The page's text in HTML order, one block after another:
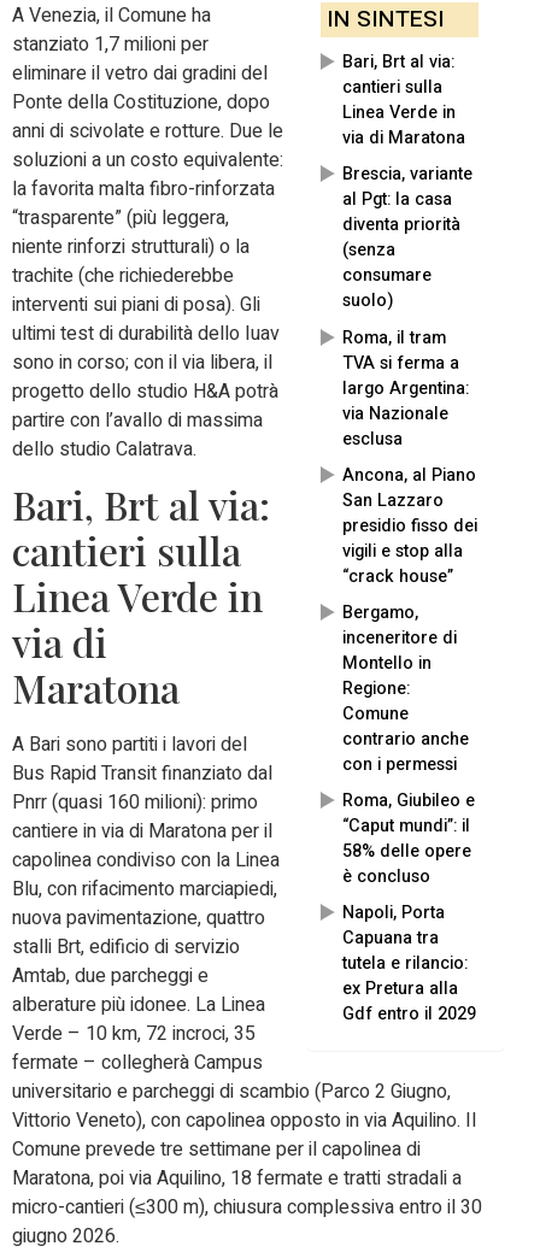
IN SINTESI
Bari, Brt al via:
cantieri sulla
Linea Verde in
via di Maratona
Brescia, variante
al Pgt: la casa
diventa priorità
(senza
consumare
suolo)
Roma, il tram
TVA si ferma a
largo Argentina:
via Nazionale
esclusa
Ancona, al Piano
San Lazzaro
presidio fisso dei
vigili e stop alla
“crack house”
Bergamo,
inceneritore di
Montello in
Regione:
Comune
contrario anche
con i permessi
Roma, Giubileo e
“Caput mundi”: il
58% delle opere
è concluso
Napoli, Porta
Capuana tra
tutela e rilancio:
ex Pretura alla
Gdf entro il 2029
A Venezia, il Comune ha
stanziato 1,7 milioni per
eliminare il vetro dai gradini del
Ponte della Costituzione, dopo
anni di scivolate e rotture. Due le
soluzioni a un costo equivalente:
la favorita malta fibro-rinforzata
“trasparente” (più leggera,
niente rinforzi strutturali) o la
trachite (che richiederebbe
interventi sui piani di posa). Gli
ultimi test di durabilità dello Iuav
sono in corso; con il via libera, il
progetto dello studio H&A potrà
partire con l’avallo di massima
dello studio Calatrava.
Bari, Brt al via:
cantieri sulla
Linea Verde in
via di
Maratona
A Bari sono partiti i lavori del
Bus Rapid Transit finanziato dal
Pnrr (quasi 160 milioni): primo
cantiere in via di Maratona per il
capolinea condiviso con la Linea
Blu, con rifacimento marciapiedi,
nuova pavimentazione, quattro
stalli Brt, edificio di servizio
Amtab, due parcheggi e
alberature più idonee. La Linea
Verde – 10 km, 72 incroci, 35
fermate – collegherà Campus
universitario e parcheggi di scambio (Parco 2 Giugno,
Vittorio Veneto), con capolinea opposto in via Aquilino. Il
Comune prevede tre settimane per il capolinea di
Maratona, poi via Aquilino, 18 fermate e tratti stradali a
micro-cantieri (≤300 m), chiusura complessiva entro il 30
giugno 2026.